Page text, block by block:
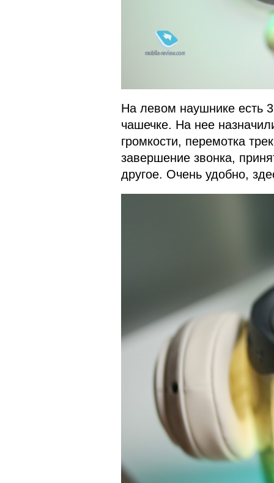
На левом наушнике есть
чашечке. На нее
громкости, перемотка
завершение звонка,
другое. Очень удобно,